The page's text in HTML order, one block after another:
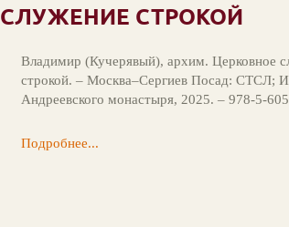
СТРОКОЙ
Владимир (Кучерявый), архим. Церковное
строкой. – Москва–Сергиев Посад: СТСЛ;
Андреевского монастыря, 2025. – 978-5-
Подробнее...